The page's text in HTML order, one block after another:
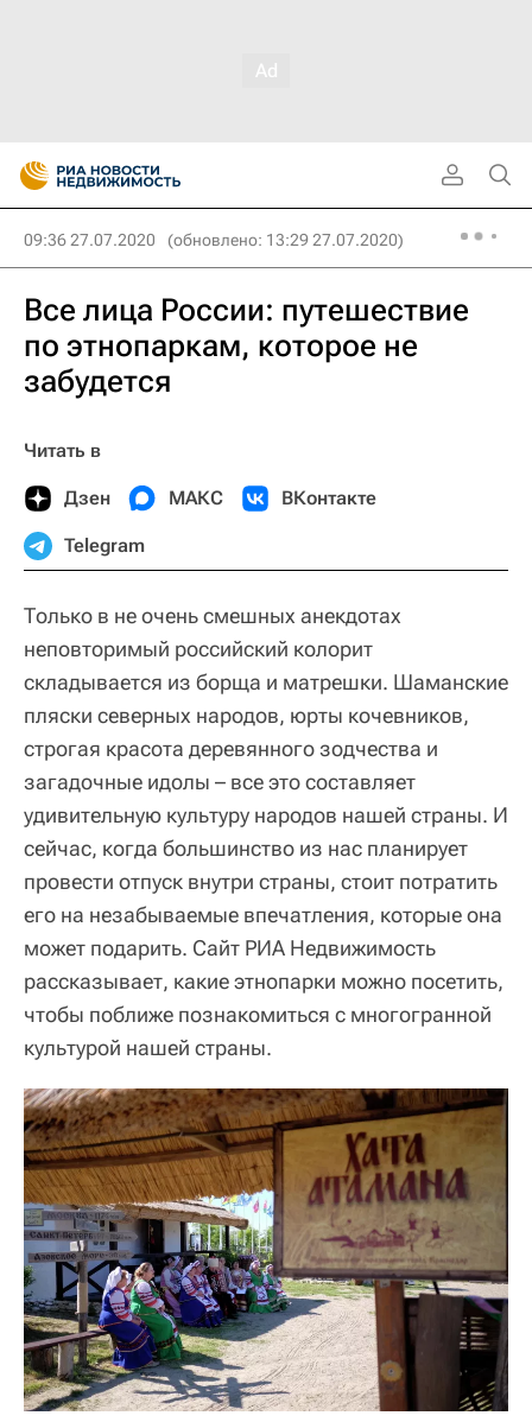
09:36 27.07.2020 (обновлено: 13:29 27.07.2020)
Все лица России: путешествие
по этнопаркам, которое не
забудется
Читать в
Дзен МАКС ВКонтакте
Telegram
Только в не очень смешных анекдотах
неповторимый российский колорит
складывается из борща и матрешки. Шаманские
пляски северных народов, юрты кочевников,
строгая красота деревянного зодчества и
загадочные идолы – все это составляет
удивительную культуру народов нашей страны. И
сейчас, когда большинство из нас планирует
провести отпуск внутри страны, стоит потратить
его на незабываемые впечатления, которые она
может подарить. Сайт РИА Недвижимость
рассказывает, какие этнопарки можно посетить,
чтобы поближе познакомиться с многогранной
культурой нашей страны.